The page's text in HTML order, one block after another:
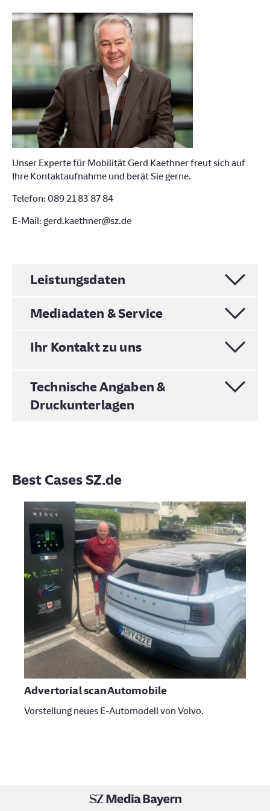
Unser Experte für Mobilität Gerd Kaethner freut sich auf
Ihre Kontaktaufnahme und berät Sie gerne.
Telefon: 089 21 83 87 84
E-Mail: gerd.kaethner@sz.de
Leistungsdaten
Mobiles Leben / Rubrikenmarkt
mobile faszination
Mediadaten & Service
Verkaufsunterlage mobile faszination
Ihr Kontakt zu uns
kfz-anzeigen@sz.de
Technische Angaben &
Druckunterlagen
Best Cases SZ.de
Advertorial scanAutomobile
Vorstellung neues E-Automodell von Volvo.